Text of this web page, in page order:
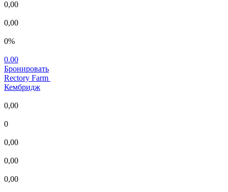
0,00
0,00
0%
0.00
Бронировать
Rectory Farm
Кембридж
0,00
0
0,00
0,00
0,00